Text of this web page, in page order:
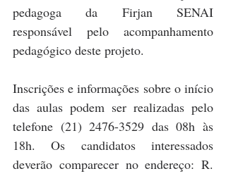
pedagoga da Firjan SENAI
responsável pelo acompanhamento
pedagógico deste projeto.
Inscrições e informações sobre o início
das aulas podem ser realizadas pelo
telefone (21) 2476-3529 das 08h às
18h. Os candidatos interessados
deverão comparecer no endereço: R.